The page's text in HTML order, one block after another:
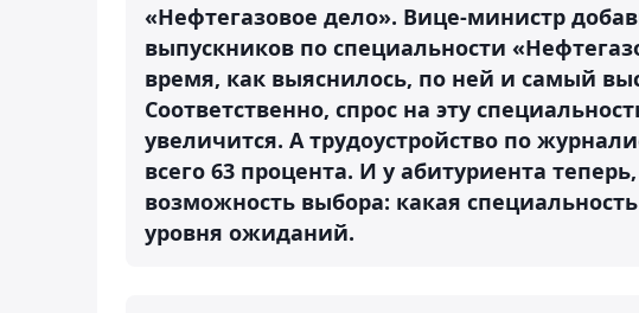
«Нефтегазовое дело». Вице-министр
выпускников по специальности
время, как выяснилось, по ней и самый
Соответственно, спрос на эту
увеличится. А трудоустройство по
всего 63 процента. И у абитуриента
возможность выбора: какая
уровня ожиданий.